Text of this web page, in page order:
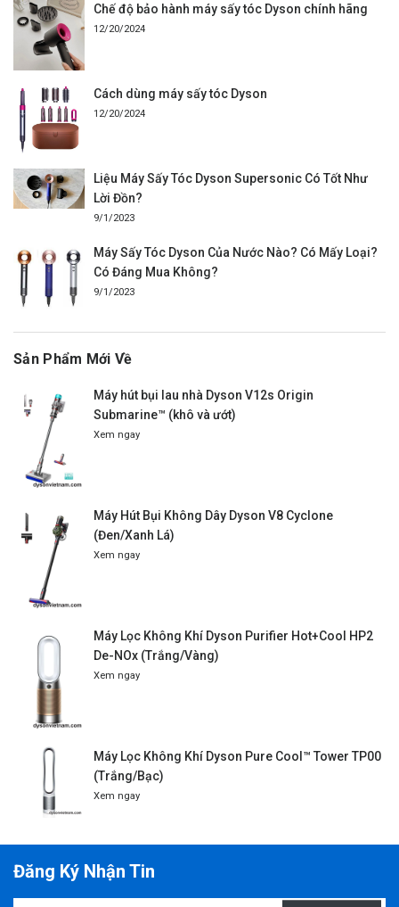
Chế độ bảo hành máy sấy tóc Dyson chính hãng
12/20/2024
Cách dùng máy sấy tóc Dyson
12/20/2024
Liệu Máy Sấy Tóc Dyson Supersonic Có Tốt Như
Lời Đồn?
9/1/2023
Máy Sấy Tóc Dyson Của Nước Nào? Có Mấy Loại?
Có Đáng Mua Không?
9/1/2023
Sản Phẩm Mới Về
Máy hút bụi lau nhà Dyson V12s Origin
Submarine™ (khô và ướt)
Xem ngay
Máy Hút Bụi Không Dây Dyson V8 Cyclone
(Đen/Xanh Lá)
Xem ngay
Máy Lọc Không Khí Dyson Purifier Hot+Cool HP2
De-NOx (Trắng/Vàng)
Xem ngay
Máy Lọc Không Khí Dyson Pure Cool™ Tower TP00
(Trắng/Bạc)
Xem ngay
Đăng Ký Nhận Tin